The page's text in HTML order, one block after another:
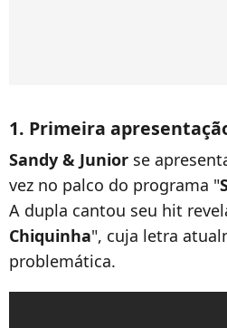
1. Primeira
Sandy & Junior se
vez no palco do programa "
A dupla cantou seu hit
Chiquinha", cuja letra
problemática.